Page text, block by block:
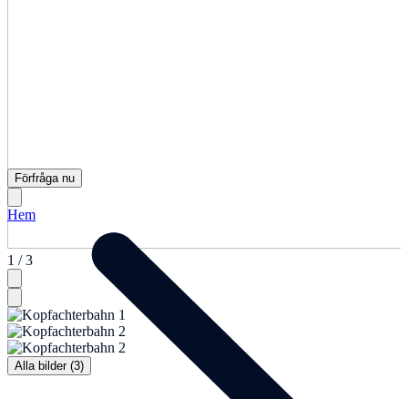
1 / 3
Alla bilder (3)
Förfråga nu
Hem